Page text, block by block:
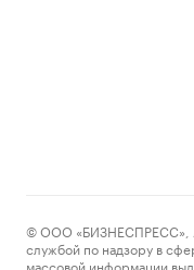
© ООО «БИЗНЕСПРЕСС»,
службой по надзору в
массовой информации